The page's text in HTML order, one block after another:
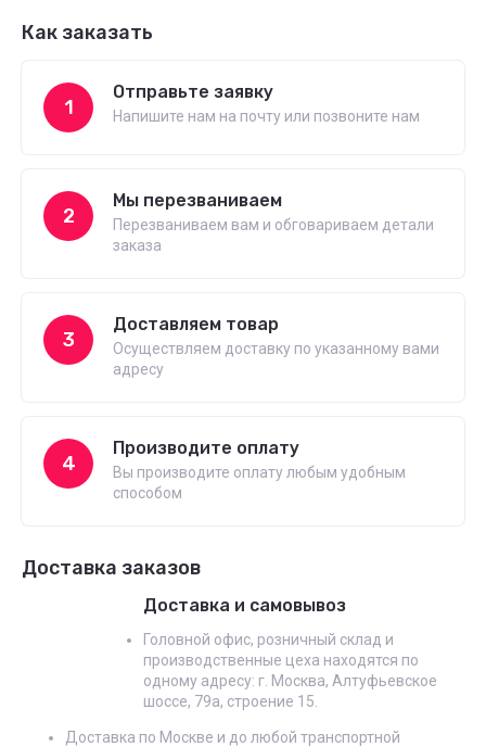
Как заказать
1
Отправьте заявку
Напишите нам на почту или позвоните нам
2
Мы перезваниваем
Перезваниваем вам и обговариваем детали
заказа
3
Доставляем товар
Осуществляем доставку по указанному вами
адресу
4
Производите оплату
Вы производите оплату любым удобным
способом
Доставка заказов
Доставка и самовывоз
Головной офис, розничный склад и
производственные цеха находятся по
одному адресу: г. Москва, Алтуфьевское
шоссе, 79а, строение 15.
Доставка по Москве и до любой транспортной